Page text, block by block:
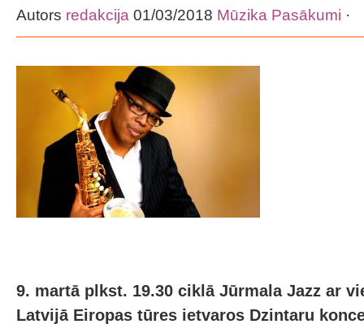
Autors redakcija 01/03/2018 Mūzika Pasākumi ·
9. martā plkst. 19.30 ciklā Jūrmala Jazz ar
Latvijā Eiropas tūres ietvaros Dzintaru